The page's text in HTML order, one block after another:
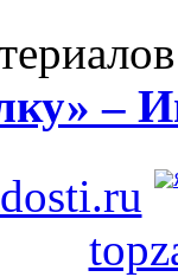
–